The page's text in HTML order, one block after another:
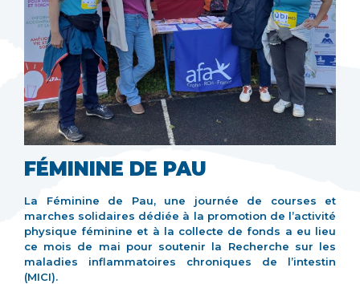
FÉMININE DE PAU
La Féminine de Pau, une journée de courses et
marches solidaires dédiée à la promotion de l’activité
physique féminine et à la collecte de fonds a eu lieu
ce mois de mai pour soutenir la Recherche sur les
maladies inflammatoires chroniques de l’intestin
(MICI).